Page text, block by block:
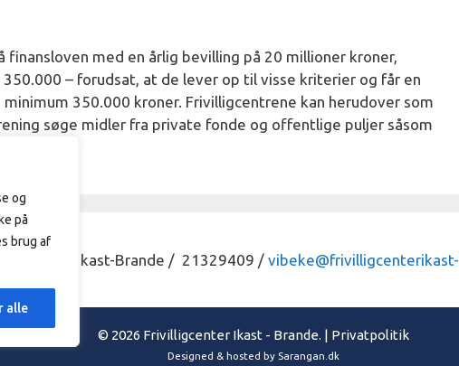
og
på
brug af
alle
med en årlig bevilling på 20 millioner kroner,
– forudsat, at de lever op til visse kriterier og får en
350.000 kroner. Frivilligcentrene kan herudover som
søge midler fra private fonde og offentlige puljer såsom
Ikast-Brande / 21329409 / vibeke@frivilligcenterikast-
© 2026 Frivilligcenter Ikast - Brande. | Privatpolitik
Designed & hosted by Sarangan.dk